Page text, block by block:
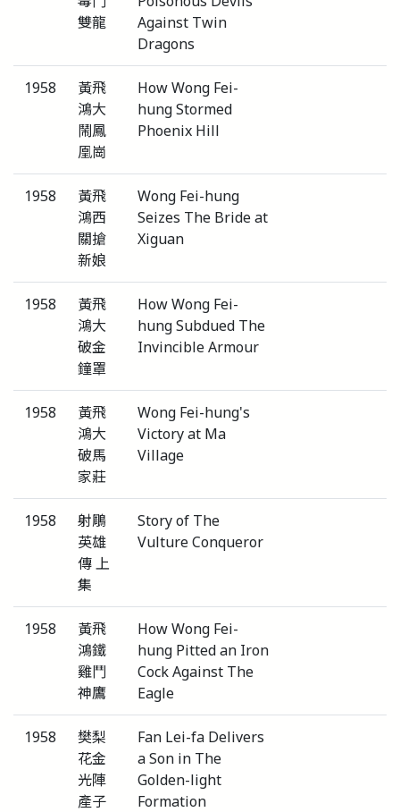
雙龍
Against Twin
Dragons
1958
黃飛
鴻大
鬧鳳
凰崗
How Wong Fei-
hung Stormed
Phoenix Hill
1958
黃飛
鴻西
關搶
新娘
Wong Fei-hung
Seizes The Bride at
Xiguan
1958
黃飛
鴻大
破金
鐘罩
How Wong Fei-
hung Subdued The
Invincible Armour
1958
黃飛
鴻大
破馬
家莊
Wong Fei-hung's
Victory at Ma
Village
1958
射鵰
英雄
傳 上
集
Story of The
Vulture Conqueror
1958
黃飛
鴻鐵
雞鬥
神鷹
How Wong Fei-
hung Pitted an Iron
Cock Against The
Eagle
1958
樊梨
花金
光陣
產子
Fan Lei-fa Delivers
a Son in The
Golden-light
Formation